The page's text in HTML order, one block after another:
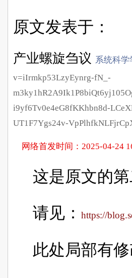
原文发表于：
产业螺旋刍议 系统科学
v=iIrmkp53LzyEynrg-fN_-
i9yf6Tv0e4eG8fKKhbn8d-
UT1F7Ygs24v-
网络首发时间： 2025-04-24
这是原文的
请见： https://
此处局部有